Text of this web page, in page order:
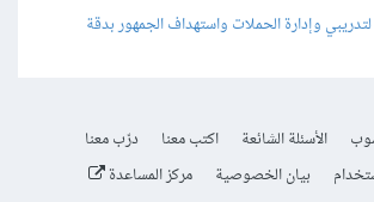
وإدارة الحملات واستهداف الجمهور بدقة
الأسئلة الشائعة اكتب معنا
درّب معنا
بيان الخصوصية مركز المساعدة